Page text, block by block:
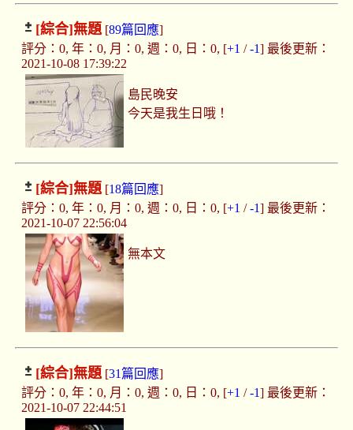
[綜合]無題[89篇回應]
評分：0, 年：0, 月：0, 週：0, 日：0, [+1 /-1] 最後更新：
2021-10-08 17:39:22
島民晚安
今天是我生日哦！
[綜合]無題[18篇回應]
評分：0, 年：0, 月：0, 週：0, 日：0, [+1 /-1] 最後更新：
2021-10-07 22:56:04
無本文
[綜合]無題[31篇回應]
評分：0, 年：0, 月：0, 週：0, 日：0, [+1 /-1] 最後更新：
2021-10-07 22:44:51